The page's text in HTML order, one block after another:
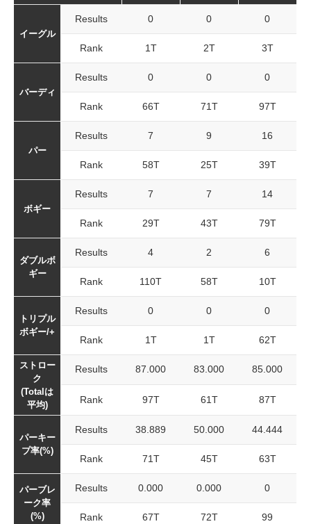
イーグル
Results 0 0 0
Rank 1T 2T 3T
バーディ
Results 0 0 0
Rank 66T 71T 97T
パー
Results 7 9 16
Rank 58T 25T 39T
ボギー
Results 7 7 14
Rank 29T 43T 79T
ダブルボ
ギー
Results 4 2 6
Rank 110T 58T 10T
トリプル
ボギー/+
Results 0 0 0
Rank 1T 1T 62T
ストロー
ク
(Totalは
平均)
Results 87.000 83.000 85.000
Rank 97T 61T 87T
パーキー
プ率(%)
Results 38.889 50.000 44.444
Rank 71T 45T 63T
パーブレ
ーク率
(%)
Results 0.000 0.000 0
Rank 67T 72T 99